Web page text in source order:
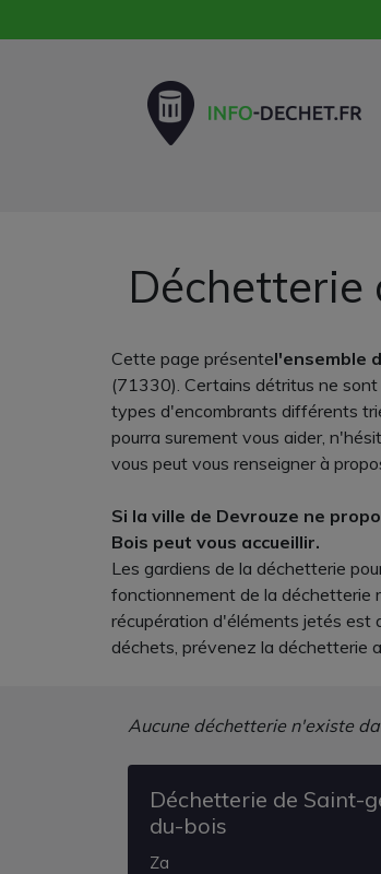
Déchetterie
Cette page présentel'ensemble
(71330). Certains détritus ne
types d'encombrants différents
pourra surement vous aider,
vous peut vous renseigner à
Si la ville de Devrouze ne
Bois peut vous accueillir.
Les gardiens de la déchetterie
fonctionnement de la déchetterie
récupération d'éléments jetés est
déchets, prévenez la déchetterie
Aucune déchetterie n'existe
Déchetterie de Saint-
du-bois
Za